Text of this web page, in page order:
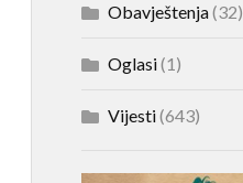
Obavještenja(32)
Oglasi(1)
Vijesti(643)